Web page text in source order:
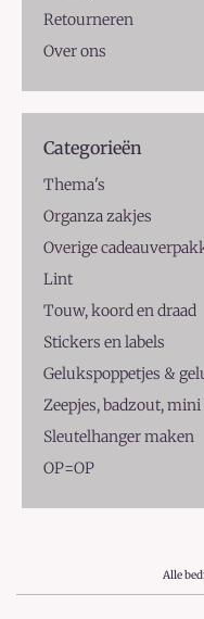
Retourneren
Over ons
Categorieën
Thema's
Organza zakjes
Overige
Lint
Touw, koord en draad
Stickers en labels
Gelukspoppetjes &
Zeepjes, badzout,
Sleutelhanger maken
OP=OP
Alle